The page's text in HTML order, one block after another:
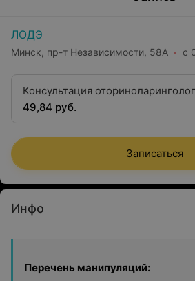
ЛОДЭ
Минск, пр-т Независимости, 58А с
Консультация
квалификационной категории
49,84 руб.
Записаться
Инфо
Перечень манипуляций: